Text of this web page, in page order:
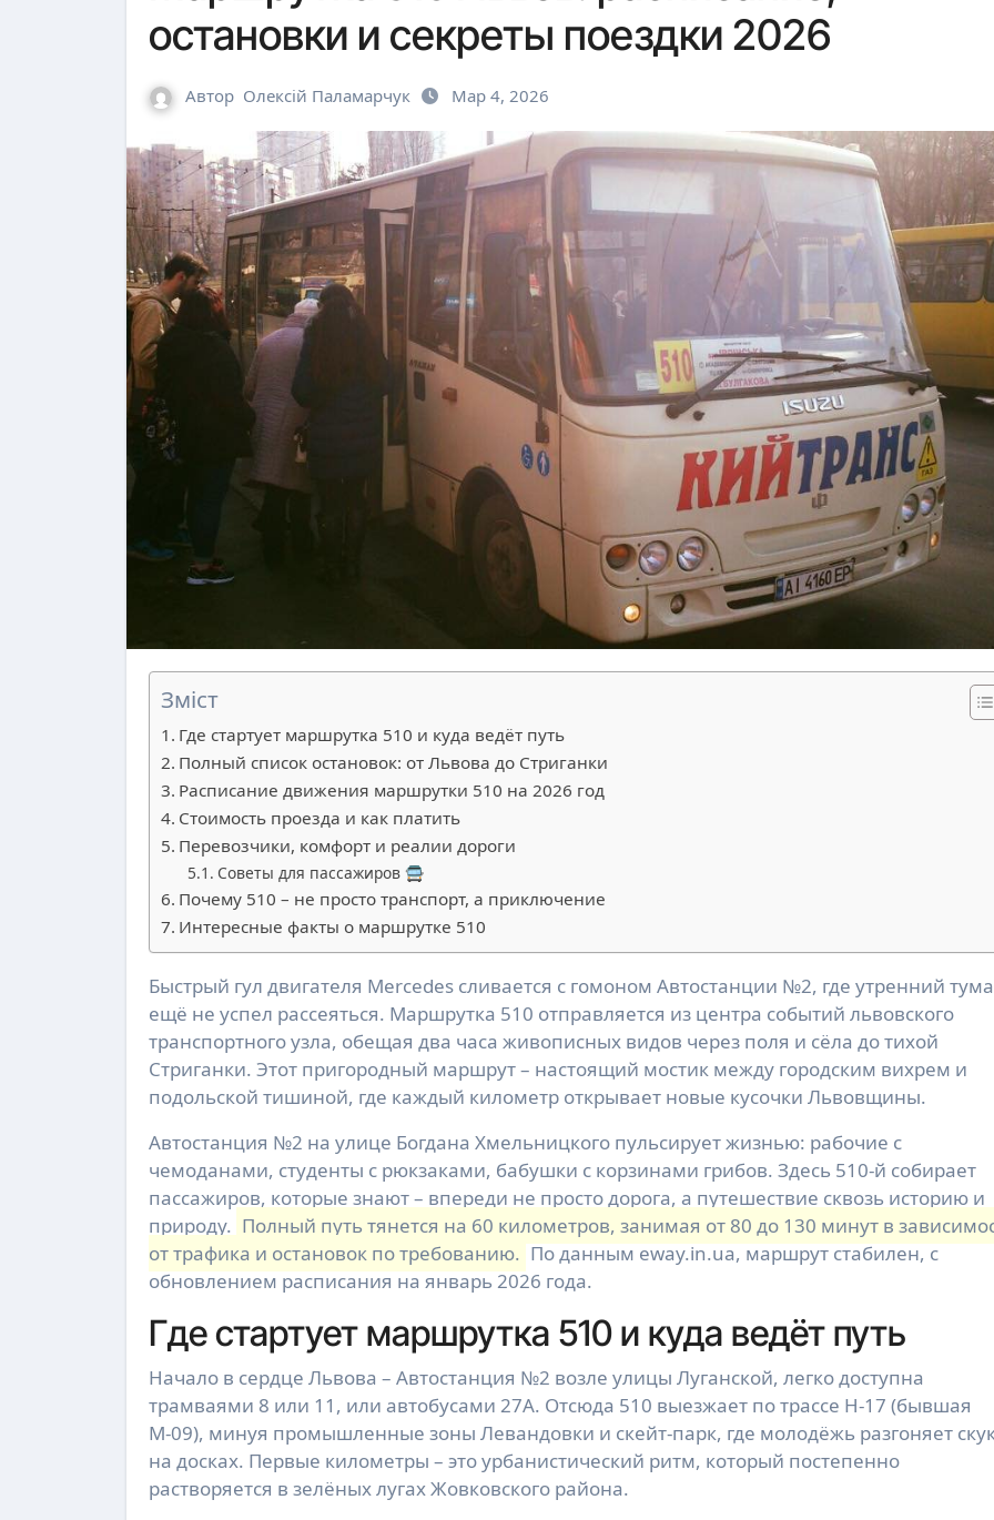
остановки и секреты поездки 2026
Автор Олексій Паламарчук Мар 4, 2026
Зміст
Где стартует маршрутка 510 и куда ведёт путь
Полный список остановок: от Львова до Стриганки
Расписание движения маршрутки 510 на 2026 год
Стоимость проезда и как платить
Перевозчики, комфорт и реалии дороги
Советы для пассажиров 🚍
Почему 510 – не просто транспорт, а приключение
Интересные факты о маршрутке 510
Быстрый гул двигателя Mercedes сливается с гомоном Автостанции №2, где утренний туман
ещё не успел рассеяться. Маршрутка 510 отправляется из центра событий львовского
транспортного узла, обещая два часа живописных видов через поля и сёла до тихой
Стриганки. Этот пригородный маршрут – настоящий мостик между городским вихрем и
подольской тишиной, где каждый километр открывает новые кусочки Львовщины.
Автостанция №2 на улице Богдана Хмельницкого пульсирует жизнью: рабочие с
чемоданами, студенты с рюкзаками, бабушки с корзинами грибов. Здесь 510-й собирает
пассажиров, которые знают – впереди не просто дорога, а путешествие сквозь историю и
природу. Полный путь тянется на 60 километров, занимая от 80 до 130 минут в
от трафика и остановок по требованию. По данным eway.in.ua, маршрут стабилен, с
обновлением расписания на январь 2026 года.
Где стартует маршрутка 510 и куда ведёт путь
Начало в сердце Львова – Автостанция №2 возле улицы Луганской, легко доступна
трамваями 8 или 11, или автобусами 27А. Отсюда 510 выезжает по трассе Н-17 (бывшая
М-09), минуя промышленные зоны Левандовки и скейт-парк, где молодёжь разгоняет
на досках. Первые километры – это урбанистический ритм, который постепенно
растворяется в зелёных лугах Жовковского района.